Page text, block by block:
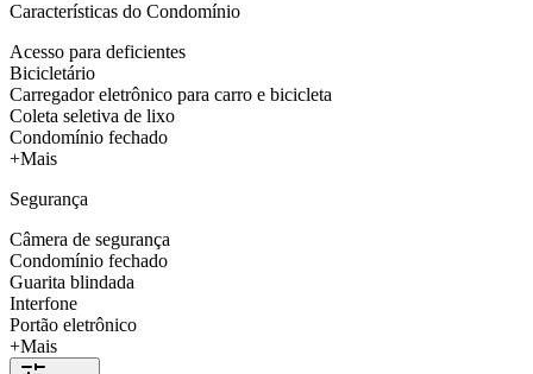
Características do Condomínio
Acesso para deficientes
Bicicletário
Carregador eletrônico para carro e bicicleta
Coleta seletiva de lixo
Condomínio fechado
+Mais
Segurança
Câmera de segurança
Condomínio fechado
Guarita blindada
Interfone
Portão eletrônico
+Mais